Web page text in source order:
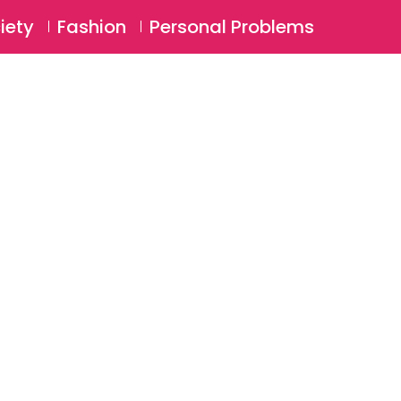
Login ⚲
Fashion Personal Problems